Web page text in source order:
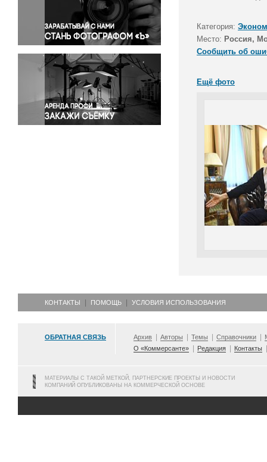
Правосудие
Происшествия и конфликты
Религия
Светская жизнь
Спорт
Экология
Экономика и бизнес
Категория:
Место: Россия,
Сообщить об
Ещё фото
КОНТАКТЫ ПОМОЩЬ УСЛОВИЯ ИСПОЛЬЗОВАНИЯ
ОБРАТНАЯ СВЯЗЬ Архив Авторы Темы Справочники
О «Коммерсанте»
Редакция Контакты
МАТЕРИАЛЫ С ТАКОЙ МЕТКОЙ, ПАРТНЕРСКИЕ ПРОЕКТЫ И НОВОСТИ
КОМПАНИЙ ОПУБЛИКОВАНЫ НА КОММЕРЧЕСКОЙ ОСНОВЕ